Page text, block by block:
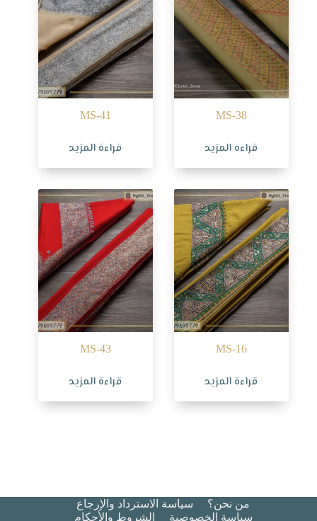
MS-38
قراءة المزيد
MS-41
قراءة المزيد
MS-16
قراءة المزيد
MS-43
قراءة المزيد
من نحن؟
سياسة الاسترداد والإرجاع
سياسة الخصوصية
الشروط والأحكام​